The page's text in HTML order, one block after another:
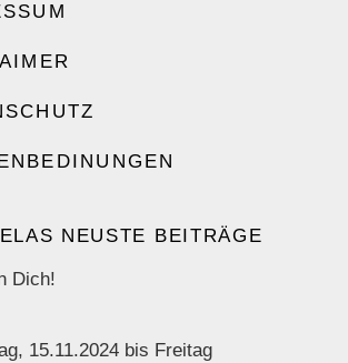
NEUSTE BEITRÄGE
Dich!
15.11.2024 bis Freitag